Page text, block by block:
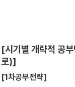
[시기별 개략적 공
로)]
[1차공부전략]